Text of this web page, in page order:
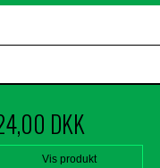
DKK
Vis produkt